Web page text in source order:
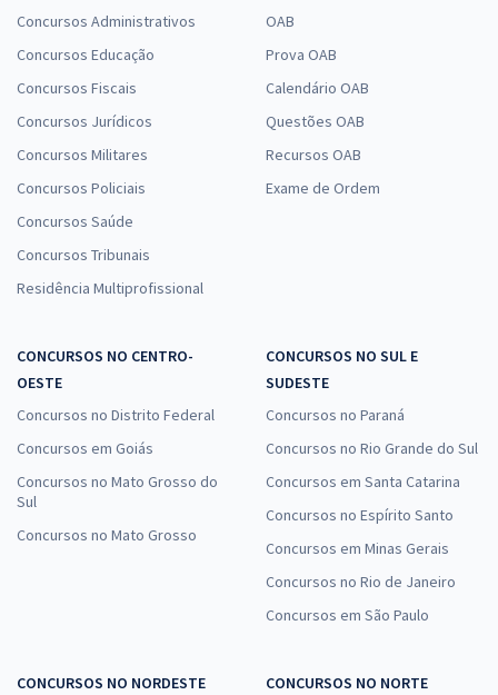
Concursos Administrativos
Concursos Educação
Concursos Fiscais
Concursos Jurídicos
Concursos Militares
Concursos Policiais
Concursos Saúde
Concursos Tribunais
Residência Multiprofissional
OAB
Prova OAB
Calendário OAB
Questões OAB
Recursos OAB
Exame de Ordem
CONCURSOS NO CENTRO-
OESTE
Concursos no Distrito Federal
Concursos em Goiás
Concursos no Mato Grosso do
Sul
Concursos no Mato Grosso
CONCURSOS NO SUL E
SUDESTE
Concursos no Paraná
Concursos no Rio Grande do Sul
Concursos em Santa Catarina
Concursos no Espírito Santo
Concursos em Minas Gerais
Concursos no Rio de Janeiro
Concursos em São Paulo
CONCURSOS NO NORDESTE
CONCURSOS NO NORTE